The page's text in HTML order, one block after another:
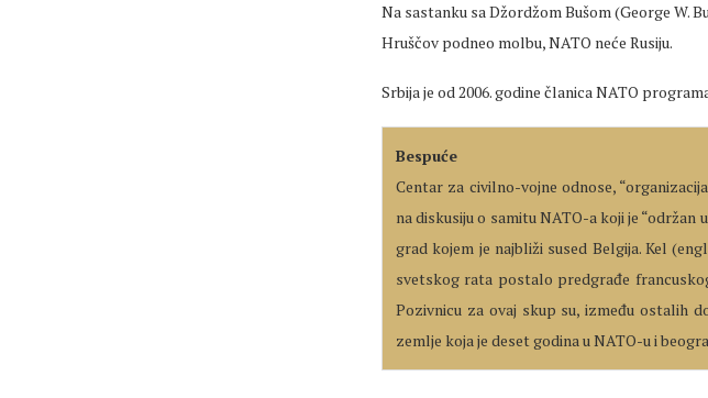
Na sastanku sa Džordžom Bušom (George W.
Hruščov podneo molbu, NATO neće Rusiju.
Srbija je od 2006. godine članica NATO
Bespuće
Centar za civilno-vojne odnose,
na diskusiju o samitu NATO-a koji je “održan
grad kojem je najbliži sused Belgija. Kel
svetskog rata postalo predgrađe
Pozivnicu za ovaj skup su, između ostalih
zemlje koja je deset godina u NATO-u i